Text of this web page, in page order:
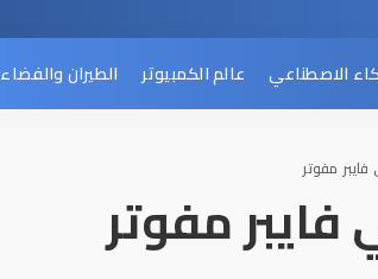
الاصطناعي عالم الكمبيوتر الطيران والفضاء
مفوتر
فايبر مفوتر